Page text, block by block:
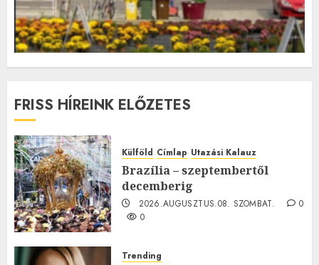
FRISS HÍREINK ELŐZETES
Külföld Címlap Utazási Kalauz
Brazília – szeptembertől
decemberig
2026.AUGUSZTUS.08. SZOMBAT.
0
0
Trending